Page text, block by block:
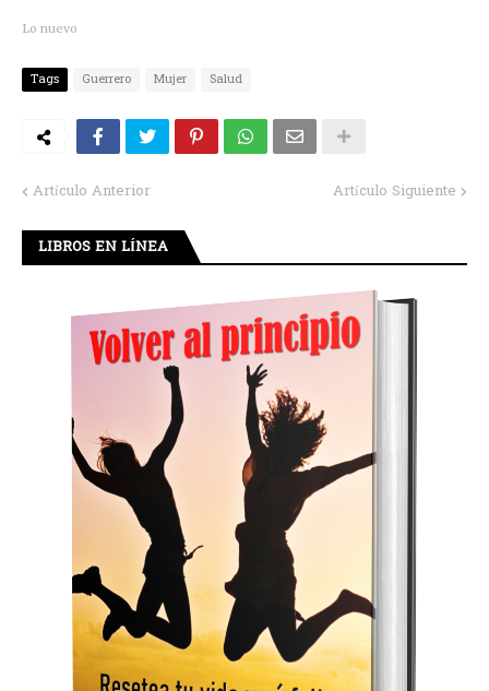
Lo nuevo
Tags Guerrero Mujer Salud
Artículo Anterior Artículo Siguiente
LIBROS EN LÍNEA